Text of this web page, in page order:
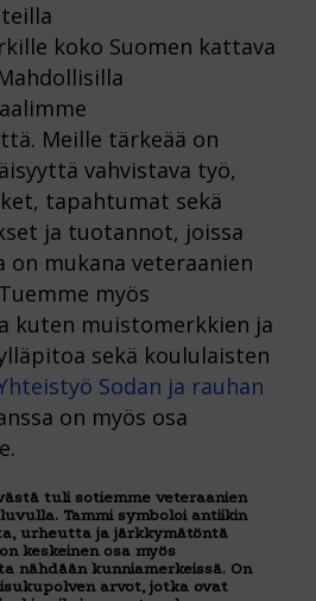
koko Suomen kattava
Meille tärkeää on
vahvistava työ,
tapahtumat sekä
ja tuotannot, joissa
mukana veteraanien
myös
kuten muistomerkkien ja
sekä koululaisten
Sodan ja rauhan
on myös osa
tuli sotiemme veteraanien
Tammi symboloi antiikin
urheutta ja järkkymätöntä
keskeinen osa myös
nähdään kunniamerkeissä. On
arvot, jotka ovat